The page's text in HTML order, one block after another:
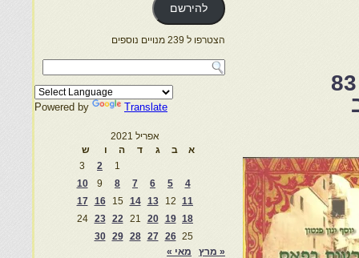
הטריטל בפאס-יוסף ינון פנטון- הצפירה 83
להירשם
הצטרפו ל 239 מנויים נוספים
Powered by Translate
אפריל 2021
א
ב ג ד ה ו
ש
1
2
3
4
5
6
7
8
9
10
11
12
13
14
15
16
17
18
19
20
21
22
23
24
25
26
27
28
29
30
« מרץ
מאי »